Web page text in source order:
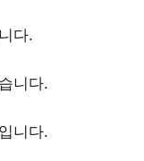
다.
니다.
니다.